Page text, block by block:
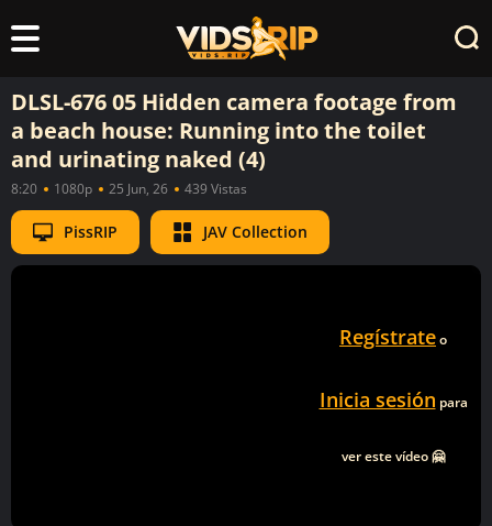
DLSL-676 05 Hidden camera footage from
a beach house: Running into the toilet
and urinating naked (4)
8:20 1080p 25 Jun, 26 439 Vistas
PissRIP JAV Collection
Regístrateo
Inicia sesión para
ver este vídeo 🤗